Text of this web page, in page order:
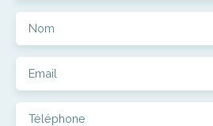
Nom
Email
Téléphone